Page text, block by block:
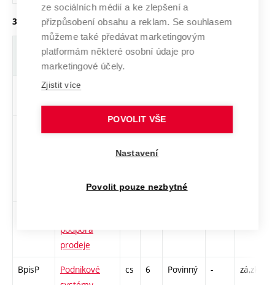
3. ročník, zimní semestr
Zkratka Název J. Kr. Pov.
Kalkulace a
rozpočty
podpora
prodeje
BpisP
Podnikové
cs 6 Povinný - zá,zk
ze sociálních médií a ke zlepšení a
přizpůsobení obsahu a reklam. Se souhlasem
můžeme také předávat marketingovým
platformám některé osobní údaje pro
marketingové účely.
Zjistit více
POVOLIT VŠE
Nastavení
Povolit pouze nezbytné